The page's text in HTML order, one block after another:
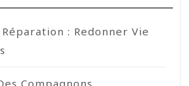
: Redonner Vie